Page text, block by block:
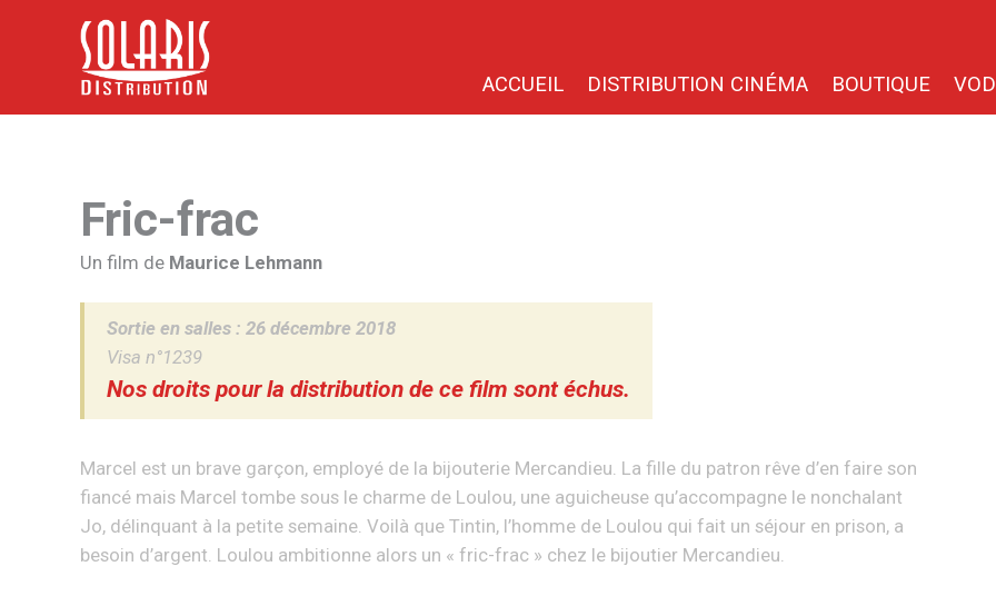
ACCUEIL DISTRIBUTION CINÉMA BOUTIQUE VOD
Fric-frac
Un film de Maurice Lehmann
Sortie en salles : 26 décembre 2018
Visa n°1239
Nos droits pour la distribution de ce film sont échus.
Marcel est un brave garçon, employé de la bijouterie Mercandieu. La fille du patron rêve d’en faire son
fiancé mais Marcel tombe sous le charme de Loulou, une aguicheuse qu’accompagne le nonchalant
Jo, délinquant à la petite semaine. Voilà que Tintin, l’homme de Loulou qui fait un séjour en prison, a
besoin d’argent. Loulou ambitionne alors un « fric-frac » chez le bijoutier Mercandieu.